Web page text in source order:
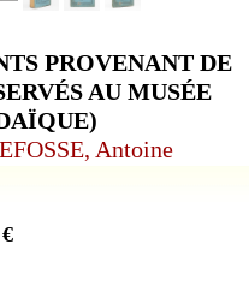
PROVENANT DE
AU MUSÉE
Antoine